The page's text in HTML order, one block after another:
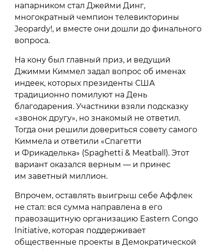
напарником стал Джейми Динг,
многократный чемпион телевикторины
Jeopardy!, и вместе они дошли до финального
вопроса.
На кону был главный приз, и ведущий
Джимми Киммел задал вопрос об именах
индеек, которых президенты США
традиционно помилуют на День
благодарения. Участники взяли подсказку
«звонок другу», но знакомый не ответил.
Тогда они решили довериться совету самого
Киммела и ответили «Спагетти
и Фрикаделька» (Spaghetti & Meatball). Этот
вариант оказался верным — и принес
им заветный миллион.
Впрочем, оставлять выигрыш себе Аффлек
не стал: вся сумма направлена в его
правозащитную организацию Eastern Congo
Initiative, которая поддерживает
общественные проекты в Демократической